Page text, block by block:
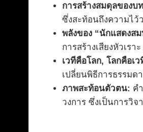
การสร้างสมดุลของบ
ซึ่งสะท้อนถึงความไว้
พลังของ “นักแสดงส
การสร้างเสียงหัวเร
เวทีคือโลก, โลกคือเว
เปลี่ยนพิธีการธรรมด
ภาพสะท้อนตัวตน: ค
วงการ ซึ่งเป็นการวิ